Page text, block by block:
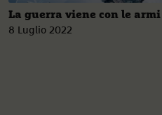
La guerra viene con le
8 Luglio 2022